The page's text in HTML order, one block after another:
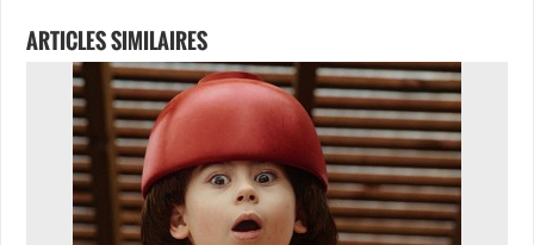
ARTICLES SIMILAIRES